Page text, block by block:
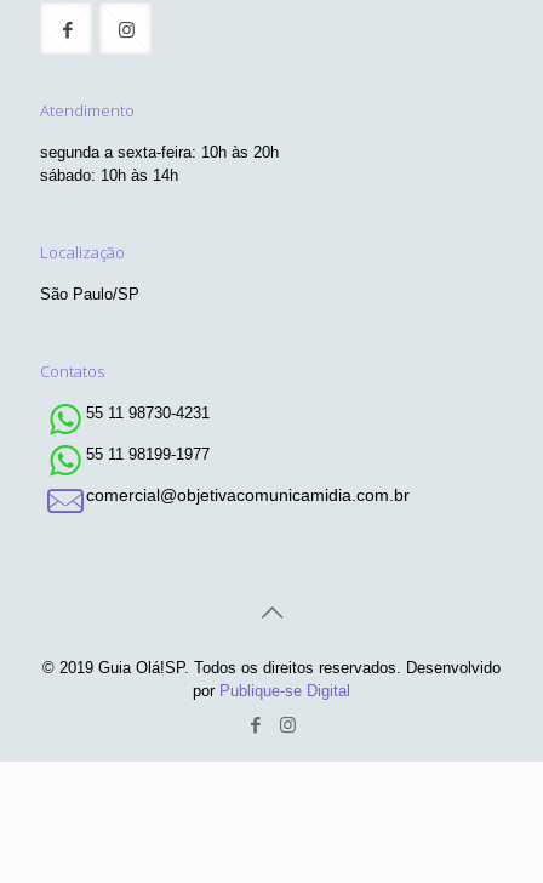
Atendimento
segunda a sexta-feira: 10h às 20h
sábado: 10h às 14h
Localização
São Paulo/SP
Contatos
55 11 98730-4231
55 11 98199-1977
comercial@objetivacomunicamidia.com.br
© 2019 Guia Olá!SP. Todos os direitos reservados. Desenvolvido
por Publique-se Digital